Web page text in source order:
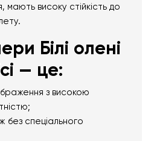
мають високу стійкість до
Білі олені
— це:
з високою
без спеціального